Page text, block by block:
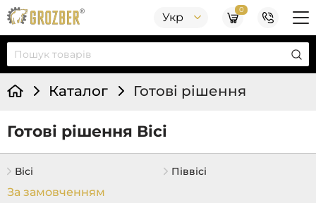
Укр
0
Каталог Готові рішення
Готові рішення Вісі
Вісі Піввісі